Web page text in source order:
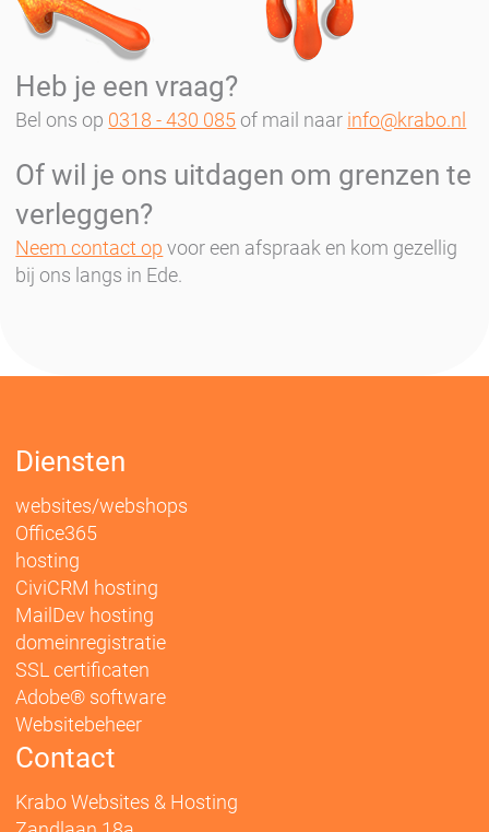
Heb je een vraag?
Bel ons op 0318 - 430 085 of mail naar info@krabo.nl
Of wil je ons uitdagen om grenzen te
verleggen?
Neem contact op voor een afspraak en kom gezellig
bij ons langs in Ede.
Diensten
websites/webshops
Office365
hosting
CiviCRM hosting
MailDev hosting
domeinregistratie
SSL certificaten
Adobe® software
Websitebeheer
Contact
Krabo Websites & Hosting